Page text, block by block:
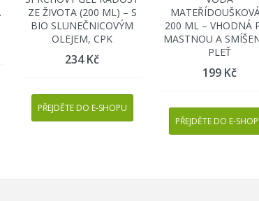
ZE ŽIVOTA (200 ML) – S
BIO SLUNEČNICOVÝM
OLEJEM, CPK
234Kč
PŘEJDĚTE DO E-SHOPU
200 ML – VHODNÁ
MASTNOU A
PLEŤ
199 Kč
PŘEJDĚTE DO E-